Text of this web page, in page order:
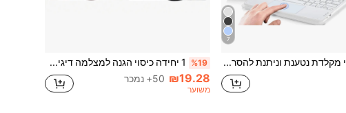
7
כיסוי מקלדת נטענת וניתנת להסרה עם משטח מגע וחריץ לעט, תואם לסמסונג גלקסי טאב / אייפד / רדמי אייפד SE, כיסוי מקלדת Bluetooth מגנטי (אפור בהיר) %19 1 יחידה כיסוי הגנה למצלמה דיגיטלית G7 X Mark III, כיסוי סיליקון למצלמה, תיק למצלמה, אביזרים למצלמה, נרתיק למצלמה
₪19.28 50+ נמכר
משוער